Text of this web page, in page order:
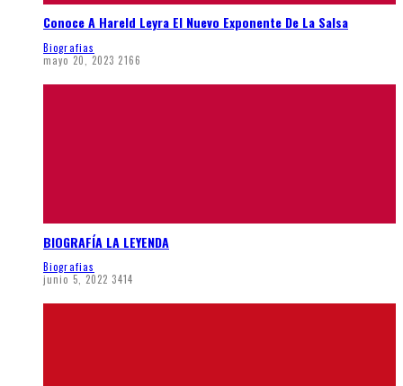
Conoce A Hareld Leyra El Nuevo Exponente De La Salsa
Biografias
mayo 20, 2023 2166
BIOGRAFÍA LA LEYENDA
Biografias
junio 5, 2022 3414